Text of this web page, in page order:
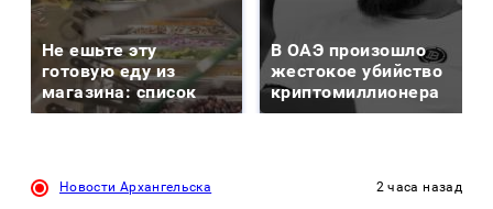
Не ешьте эту
готовую еду из
магазина: список
В ОАЭ произошло
жестокое убийство
криптомиллионера
Новости Архангельска 2 часа назад